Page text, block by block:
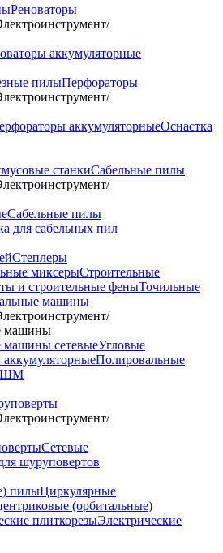
Реноваторы
/
аккумуляторные
пилыПерфораторы
/
аккумуляторныеОснастка
станкиСабельные пилы
/
Сабельные пилы
для сабельных пил
Степлеры
миксерыСтроительные
и строительные феныТочильные
машины
/
машины
машины сетевыеУгловые
Полировальные
/
Сетевые
шуруповертов
пилыЦиркулярные
(орбитальные)
плиткорезыЭлектрические